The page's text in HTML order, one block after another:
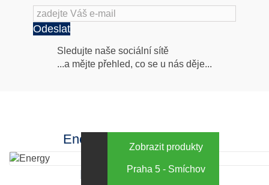
Odeslat
Následujte
Sledujte naše sociální sítě
...a mějte přehled, co se u nás děje...
Energy za výhodné ceny
Zobrazit produkty
Kamenná prodejna
Praha 5 - Smíchov